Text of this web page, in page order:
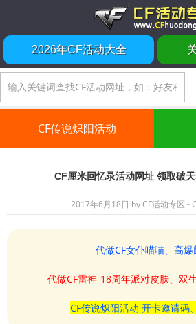
2026年CF活动大全
CF传说炽阳活动
CF厘米回忆录活动网址 领取破天
2017年6月18日 byCF活动专区 -
代做CF女仆喵喵、高爆
代做CF雷神-18周年派对皮肤、双
CF传说炽阳活动 开卡邀请码